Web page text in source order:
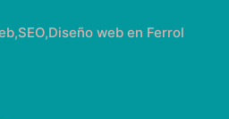
web en Ferrol